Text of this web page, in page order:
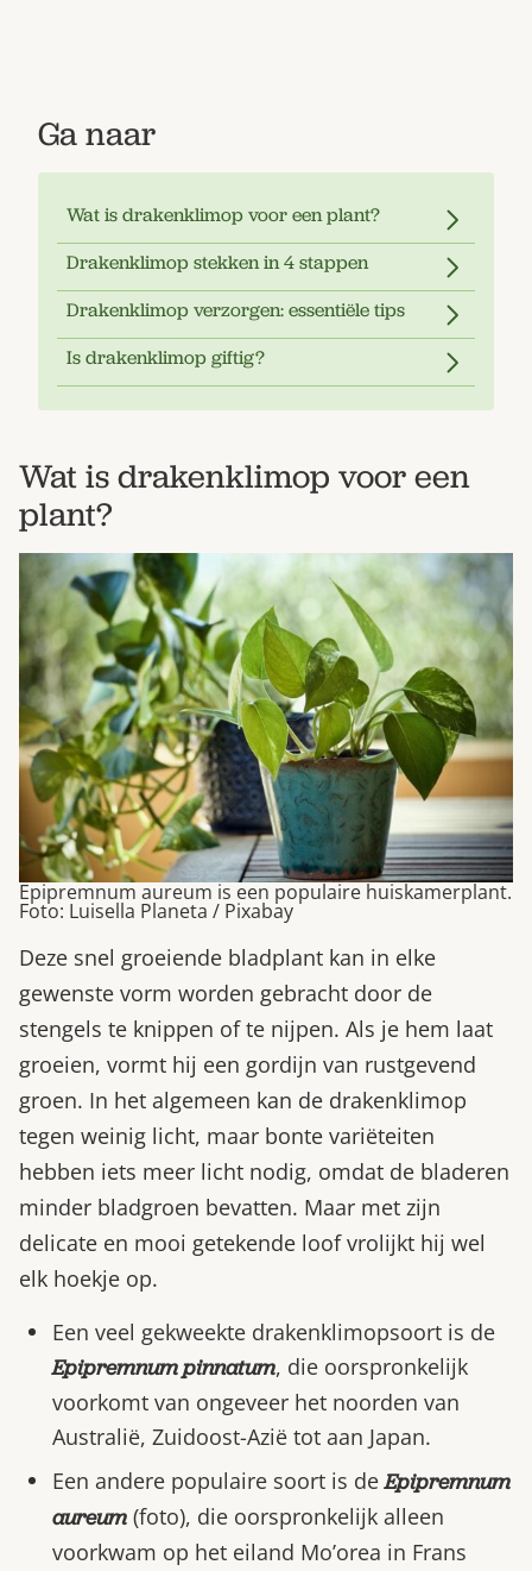
Ga naar
Wat is drakenklimop voor een plant?
Drakenklimop stekken in 4 stappen
Drakenklimop verzorgen: essentiële tips
Is drakenklimop giftig?
Wat is drakenklimop voor een
plant?
Epipremnum aureum is een populaire huiskamerplant.
Foto: Luisella Planeta / Pixabay
Deze snel groeiende bladplant kan in elke
gewenste vorm worden gebracht door de
stengels te knippen of te nijpen. Als je hem laat
groeien, vormt hij een gordijn van rustgevend
groen. In het algemeen kan de drakenklimop
tegen weinig licht, maar bonte variëteiten
hebben iets meer licht nodig, omdat de bladeren
minder bladgroen bevatten. Maar met zijn
delicate en mooi getekende loof vrolijkt hij wel
elk hoekje op.
Een veel gekweekte drakenklimopsoort is de
Epipremnum pinnatum, die oorspronkelijk
voorkomt van ongeveer het noorden van
Australië, Zuidoost-Azië tot aan Japan.
Een andere populaire soort is deEpipremnum
aureum (foto), die oorspronkelijk alleen
voorkwam op het eiland Mo’orea in Frans